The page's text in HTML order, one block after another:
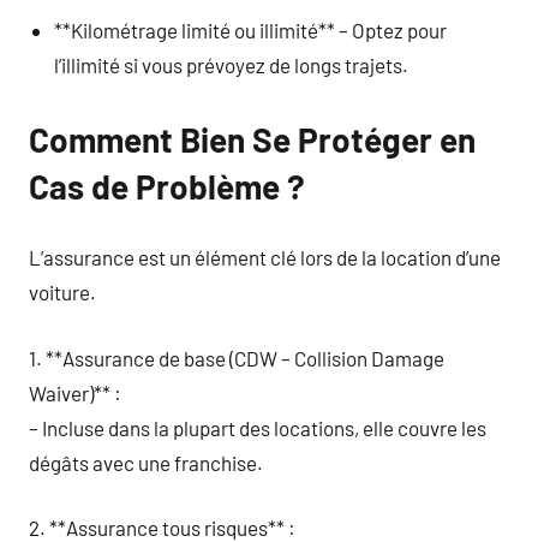
**Kilométrage limité ou illimité** – Optez pour
l’illimité si vous prévoyez de longs trajets.
Comment Bien Se Protéger en
Cas de Problème ?
L’assurance est un élément clé lors de la location d’une
voiture.
1. **Assurance de base (CDW – Collision Damage
Waiver)** :
– Incluse dans la plupart des locations, elle couvre les
dégâts avec une franchise.
2. **Assurance tous risques** :